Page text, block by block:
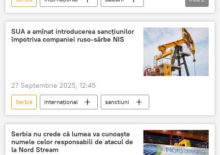
Aleksandar Vučić
Albania
SUA a amînat introducerea sancţiunilor
împotriva companiei ruso-sârbe NIS
27 Septembrie 2025, 12:45
Serbia Internațional sanctiuni
Serbia nu crede că lumea va cunoaște
numele celor responsabili de atacul de
la Nord Stream